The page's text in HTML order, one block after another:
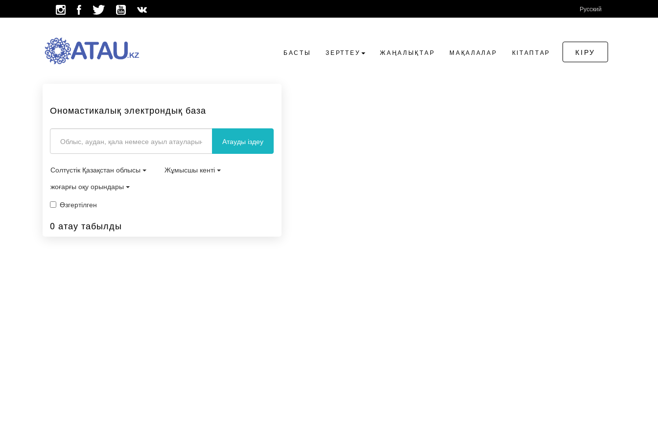
Русский
БАСТЫ ЗЕРТТЕУ ЖАҢАЛЫҚТАР МАҚАЛАЛАР КІТАПТАР КІРУ
Ономастикалық электрондық база
Атауды іздеу
Солтүстік Қазақстан облысы
Жұмысшы кенті
жоғарғы оқу орындары
Өзгертілген
0 атау табылды